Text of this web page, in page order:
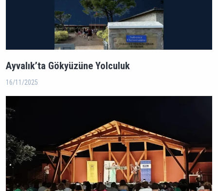
Ayvalık’ta Gökyüzüne Yolculuk
16/11/2025